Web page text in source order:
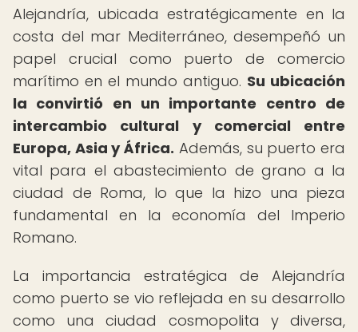
Alejandría, ubicada estratégicamente en la
costa del mar Mediterráneo, desempeñó un
papel crucial como puerto de comercio
marítimo en el mundo antiguo. Su ubicación
la convirtió en un importante centro de
intercambio cultural y comercial entre
Europa, Asia y África. Además, su puerto era
vital para el abastecimiento de grano a la
ciudad de Roma, lo que la hizo una pieza
fundamental en la economía del Imperio
Romano.
La importancia estratégica de Alejandría
como puerto se vio reflejada en su desarrollo
como una ciudad cosmopolita y diversa,